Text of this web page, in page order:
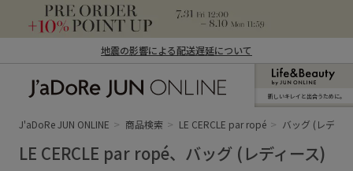
地震の影響による配送遅延について
ン オンライン）
新しいキレイと出合うために。
J'aDoRe JUN ONLINE 商品検索 LE CERCLE par ropé バッグ (レディ
LE CERCLE par ropé、バッグ (レディース)